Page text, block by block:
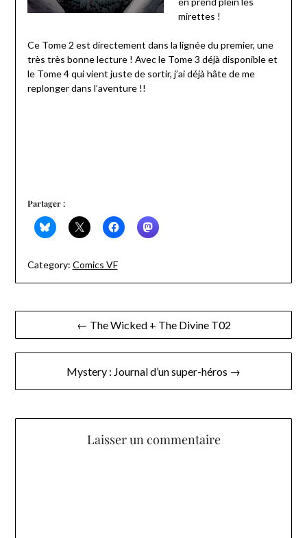
mirettes !
Ce Tome 2 est directement dans la lignée du premier, une
très très bonne lecture ! Avec le Tome 3 déjà disponible et
le Tome 4 qui vient juste de sortir, j’ai déjà hâte de me
replonger dans l’aventure !!
Partager :
Category: Comics VF
Navigation
de
l’article
← The Wicked + The Divine T02
Mystery : Journal d’un super-héros →
Laisser un commentaire